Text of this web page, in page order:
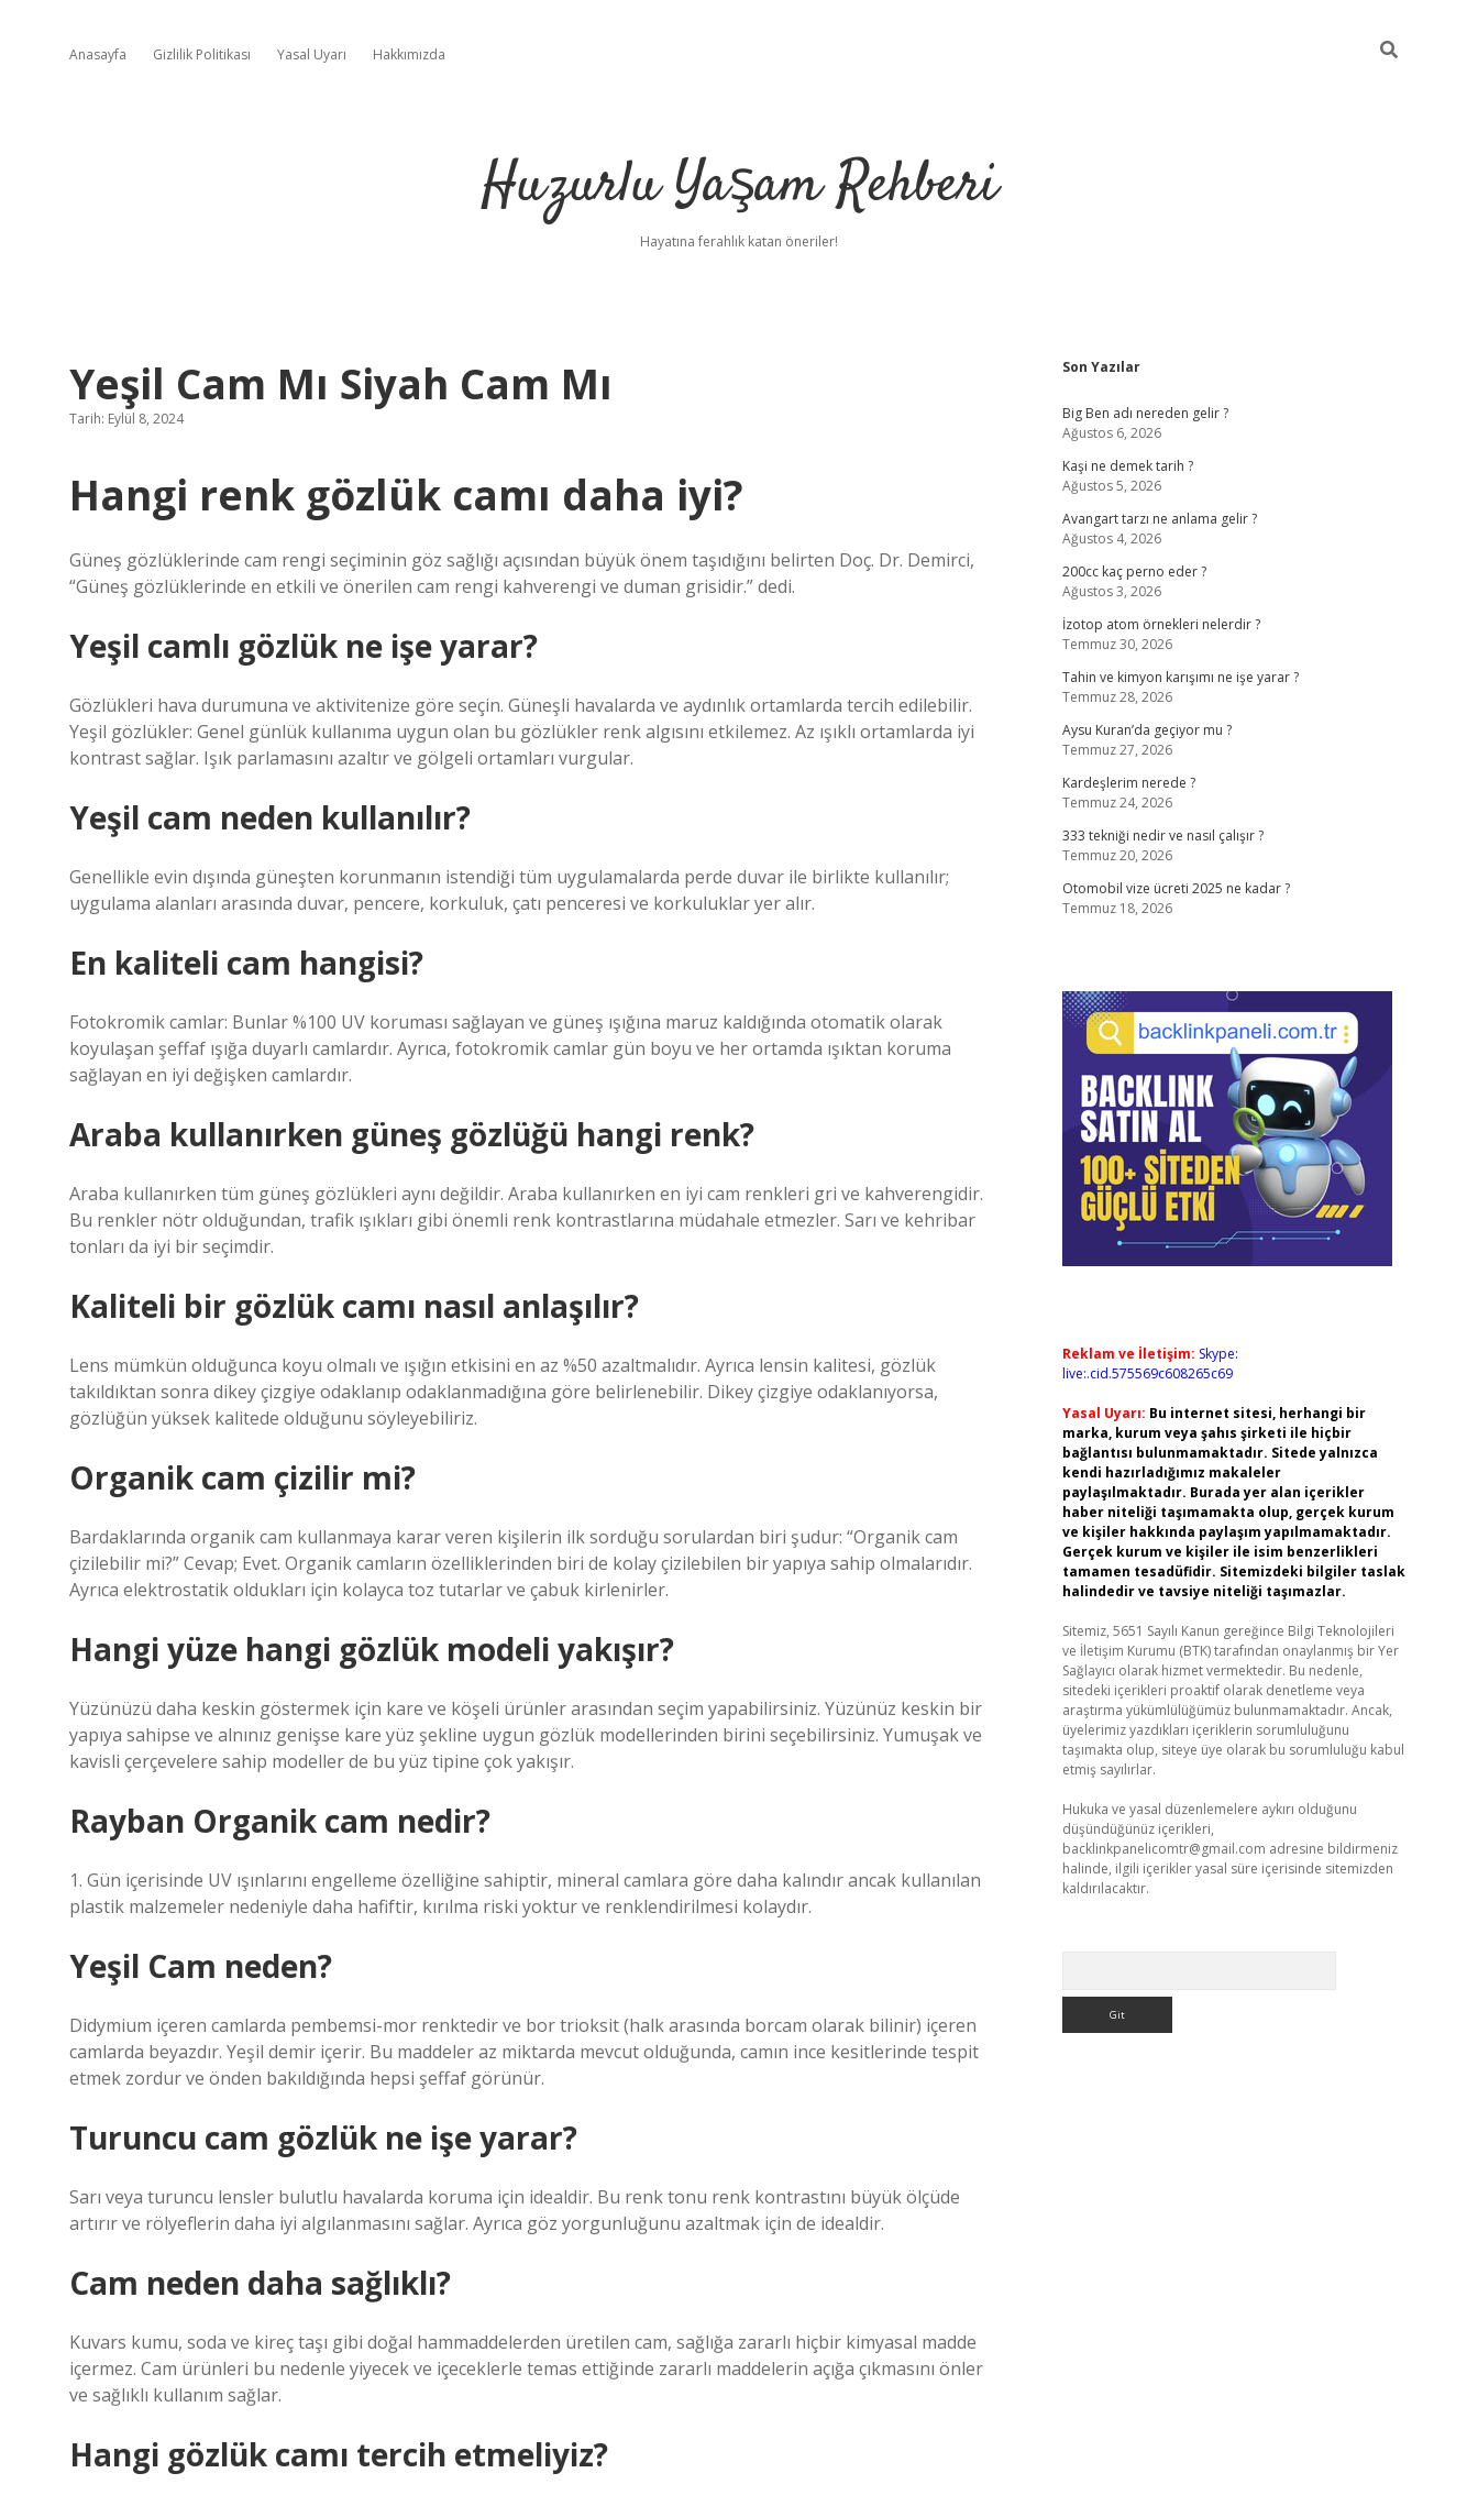
Anasayfa Gizlilik Politikası Yasal Uyarı Hakkımızda
Huzurlu Yaşam Rehberi
Hayatına ferahlık katan öneriler!
Yeşil Cam Mı Siyah Cam Mı
Tarih: Eylül 8, 2024
Hangi renk gözlük camı daha iyi?
Güneş gözlüklerinde cam rengi seçiminin göz sağlığı açısından büyük önem taşıdığını belirten Doç. Dr. Demirci,
“Güneş gözlüklerinde en etkili ve önerilen cam rengi kahverengi ve duman grisidir.” dedi.
Yeşil camlı gözlük ne işe yarar?
Gözlükleri hava durumuna ve aktivitenize göre seçin. Güneşli havalarda ve aydınlık ortamlarda tercih edilebilir.
Yeşil gözlükler: Genel günlük kullanıma uygun olan bu gözlükler renk algısını etkilemez. Az ışıklı ortamlarda iyi
kontrast sağlar. Işık parlamasını azaltır ve gölgeli ortamları vurgular.
Yeşil cam neden kullanılır?
Genellikle evin dışında güneşten korunmanın istendiği tüm uygulamalarda perde duvar ile birlikte kullanılır;
uygulama alanları arasında duvar, pencere, korkuluk, çatı penceresi ve korkuluklar yer alır.
En kaliteli cam hangisi?
Fotokromik camlar: Bunlar %100 UV koruması sağlayan ve güneş ışığına maruz kaldığında otomatik olarak
koyulaşan şeffaf ışığa duyarlı camlardır. Ayrıca, fotokromik camlar gün boyu ve her ortamda ışıktan koruma
sağlayan en iyi değişken camlardır.
Araba kullanırken güneş gözlüğü hangi renk?
Araba kullanırken tüm güneş gözlükleri aynı değildir. Araba kullanırken en iyi cam renkleri gri ve kahverengidir.
Bu renkler nötr olduğundan, trafik ışıkları gibi önemli renk kontrastlarına müdahale etmezler. Sarı ve kehribar
tonları da iyi bir seçimdir.
Kaliteli bir gözlük camı nasıl anlaşılır?
Lens mümkün olduğunca koyu olmalı ve ışığın etkisini en az %50 azaltmalıdır. Ayrıca lensin kalitesi, gözlük
takıldıktan sonra dikey çizgiye odaklanıp odaklanmadığına göre belirlenebilir. Dikey çizgiye odaklanıyorsa,
gözlüğün yüksek kalitede olduğunu söyleyebiliriz.
Organik cam çizilir mi?
Bardaklarında organik cam kullanmaya karar veren kişilerin ilk sorduğu sorulardan biri şudur: “Organik cam
çizilebilir mi?” Cevap; Evet. Organik camların özelliklerinden biri de kolay çizilebilen bir yapıya sahip olmalarıdır.
Ayrıca elektrostatik oldukları için kolayca toz tutarlar ve çabuk kirlenirler.
Hangi yüze hangi gözlük modeli yakışır?
Yüzünüzü daha keskin göstermek için kare ve köşeli ürünler arasından seçim yapabilirsiniz. Yüzünüz keskin bir
yapıya sahipse ve alnınız genişse kare yüz şekline uygun gözlük modellerinden birini seçebilirsiniz. Yumuşak ve
kavisli çerçevelere sahip modeller de bu yüz tipine çok yakışır.
Rayban Organik cam nedir?
1. Gün içerisinde UV ışınlarını engelleme özelliğine sahiptir, mineral camlara göre daha kalındır ancak kullanılan
plastik malzemeler nedeniyle daha hafiftir, kırılma riski yoktur ve renklendirilmesi kolaydır.
Yeşil Cam neden?
Didymium içeren camlarda pembemsi-mor renktedir ve bor trioksit (halk arasında borcam olarak bilinir) içeren
camlarda beyazdır. Yeşil demir içerir. Bu maddeler az miktarda mevcut olduğunda, camın ince kesitlerinde tespit
etmek zordur ve önden bakıldığında hepsi şeffaf görünür.
Turuncu cam gözlük ne işe yarar?
Sarı veya turuncu lensler bulutlu havalarda koruma için idealdir. Bu renk tonu renk kontrastını büyük ölçüde
artırır ve rölyeflerin daha iyi algılanmasını sağlar. Ayrıca göz yorgunluğunu azaltmak için de idealdir.
Cam neden daha sağlıklı?
Kuvars kumu, soda ve kireç taşı gibi doğal hammaddelerden üretilen cam, sağlığa zararlı hiçbir kimyasal madde
içermez. Cam ürünleri bu nedenle yiyecek ve içeceklerle temas ettiğinde zararlı maddelerin açığa çıkmasını önler
ve sağlıklı kullanım sağlar.
Hangi gözlük camı tercih etmeliyiz?
Sidebar
Son Yazılar
Big Ben adı nereden gelir ?
Ağustos 6, 2026
Kaşi ne demek tarih ?
Ağustos 5, 2026
Avangart tarzı ne anlama gelir ?
Ağustos 4, 2026
200cc kaç perno eder ?
Ağustos 3, 2026
İzotop atom örnekleri nelerdir ?
Temmuz 30, 2026
Tahin ve kimyon karışımı ne işe yarar ?
Temmuz 28, 2026
Aysu Kuran’da geçiyor mu ?
Temmuz 27, 2026
Kardeşlerim nerede ?
Temmuz 24, 2026
333 tekniği nedir ve nasıl çalışır ?
Temmuz 20, 2026
Otomobil vize ücreti 2025 ne kadar ?
Temmuz 18, 2026
Reklam ve İletişim: Skype:
live:.cid.575569c608265c69
Yasal Uyarı: Bu internet sitesi, herhangi bir
marka, kurum veya şahıs şirketi ile hiçbir
bağlantısı bulunmamaktadır. Sitede yalnızca
kendi hazırladığımız makaleler
paylaşılmaktadır. Burada yer alan içerikler
haber niteliği taşımamakta olup, gerçek kurum
ve kişiler hakkında paylaşım yapılmamaktadır.
Gerçek kurum ve kişiler ile isim benzerlikleri
tamamen tesadüfidir. Sitemizdeki bilgiler taslak
halindedir ve tavsiye niteliği taşımazlar.
Sitemiz, 5651 Sayılı Kanun gereğince Bilgi Teknolojileri
ve İletişim Kurumu (BTK) tarafından onaylanmış bir Yer
Sağlayıcı olarak hizmet vermektedir. Bu nedenle,
sitedeki içerikleri proaktif olarak denetleme veya
araştırma yükümlülüğümüz bulunmamaktadır. Ancak,
üyelerimiz yazdıkları içeriklerin sorumluluğunu
taşımakta olup, siteye üye olarak bu sorumluluğu kabul
etmiş sayılırlar.
Hukuka ve yasal düzenlemelere aykırı olduğunu
düşündüğünüz içerikleri,
backlinkpanelicomtr@gmail.com adresine bildirmeniz
halinde, ilgili içerikler yasal süre içerisinde sitemizden
kaldırılacaktır.